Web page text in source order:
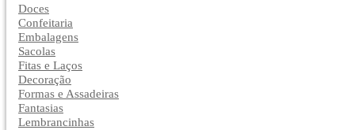
Doces
Confeitaria
Embalagens
Sacolas
Fitas e Laços
Decoração
Formas e Assadeiras
Fantasias
Lembrancinhas